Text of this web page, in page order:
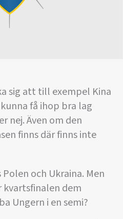
sig att till exempel Kina
få ihop bra lag
nej. Även om den
finns där finns inte
och Ukraina. Men
kvartsfinalen dem
Ungern i en semi?